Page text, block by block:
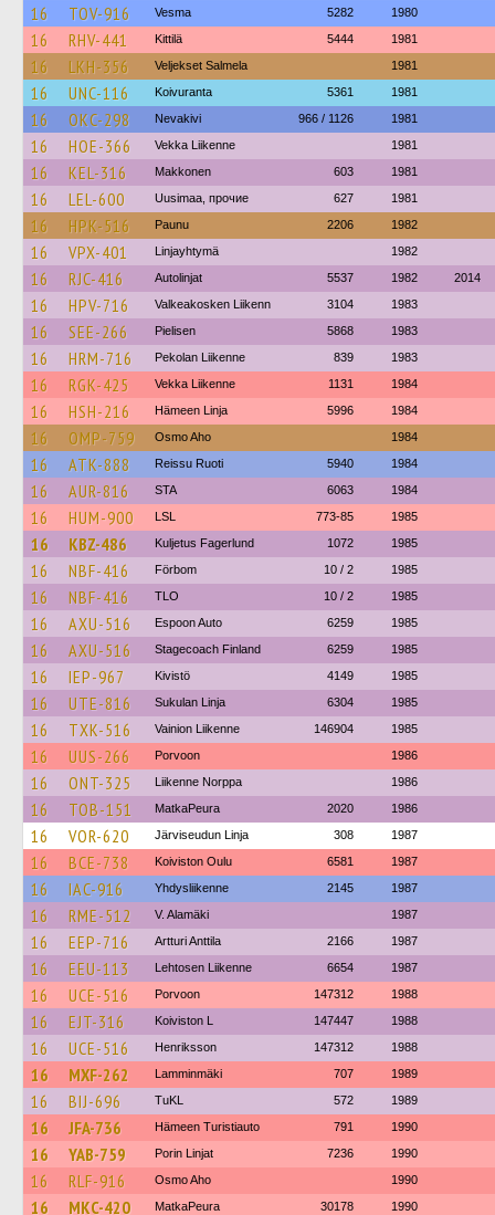
16 TOV-916 Vesma 5282 1980
16 RHV-441 Kittilä 5444 1981
16 LKH-356 Veljekset Salmela 1981
16 UNC-116 Koivuranta 5361 1981
16 OKC-298 Nevakivi 966 / 1126 1981
16 HOE-366 Vekka Liikenne 1981
16 KEL-316 Makkonen 603 1981
16 LEL-600 Uusimaa, прочие 627 1981
16 HPK-516 Paunu 2206 1982
16 VPX-401 Linjayhtymä 1982
16 RJC-416 Autolinjat 5537 1982 2014
16 HPV-716 Valkeakosken Liikenn 3104 1983
16 SEE-266 Pielisen 5868 1983
16 HRM-716 Pekolan Liikenne 839 1983
16 RGK-425 Vekka Liikenne 1131 1984
16 HSH-216 Hämeen Linja 5996 1984
16 OMP-759 Osmo Aho 1984
16 ATK-888 Reissu Ruoti 5940 1984
16 AUR-816 STA 6063 1984
16 HUM-900 LSL 773-85 1985
16 KBZ-486 Kuljetus Fagerlund 1072 1985
16 NBF-416 Förbom 10 / 2 1985
16 NBF-416 TLO 10 / 2 1985
16 AXU-516 Espoon Auto 6259 1985
16 AXU-516 Stagecoach Finland 6259 1985
16 IEP-967 Kivistö 4149 1985
16 UTE-816 Sukulan Linja 6304 1985
16 TXK-516 Vainion Liikenne 146904 1985
16 UUS-266 Porvoon 1986
16 ONT-325 Liikenne Norppa 1986
16 TOB-151 MatkaPeura 2020 1986
16 VOR-620 Järviseudun Linja 308 1987
16 BCE-738 Koiviston Oulu 6581 1987
16 IAC-916 Yhdysliikenne 2145 1987
16 RME-512 V. Alamäki 1987
16 EEP-716 Artturi Anttila 2166 1987
16 EEU-113 Lehtosen Liikenne 6654 1987
16 UCE-516 Porvoon 147312 1988
16 EJT-316 Koiviston L 147447 1988
16 UCE-516 Henriksson 147312 1988
16 MXF-262 Lamminmäki 707 1989
16 BIJ-696 TuKL 572 1989
16 JFA-736 Hämeen Turistiauto 791 1990
16 YAB-759 Porin Linjat 7236 1990
16 RLF-916 Osmo Aho 1990
16 MKC-420 MatkaPeura 30178 1990